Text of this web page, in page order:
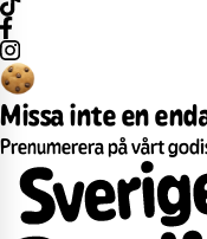
Missa inte en
Prenumerera på vårt